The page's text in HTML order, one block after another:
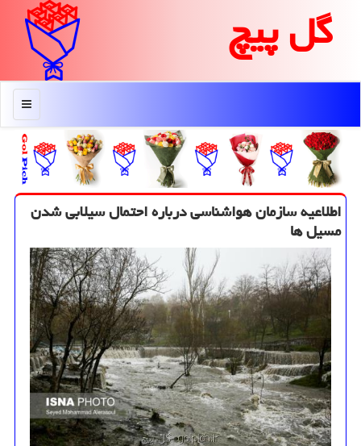
گل پیچ
منو
اطلاعیه سازمان هواشناسی درباره احتمال سیلابی شدن
مسیل ها